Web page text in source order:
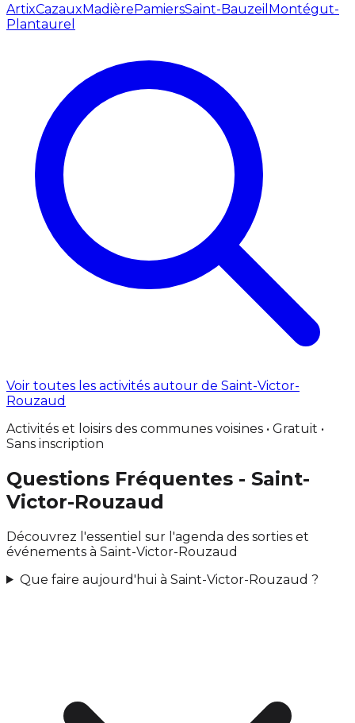
ArtixCazauxMadièrePamiersSaint-Bauzeil Montégut-
Plantaurel
Voir toutes les activités autour de Saint-Victor-
Rouzaud
Activités et loisirs des communes voisines • Gratuit •
Sans inscription
Questions Fréquentes - Saint-
Victor-Rouzaud
Découvrez l'essentiel sur l'agenda des sorties et
événements à Saint-Victor-Rouzaud
Que faire aujourd'hui à Saint-Victor-Rouzaud ?